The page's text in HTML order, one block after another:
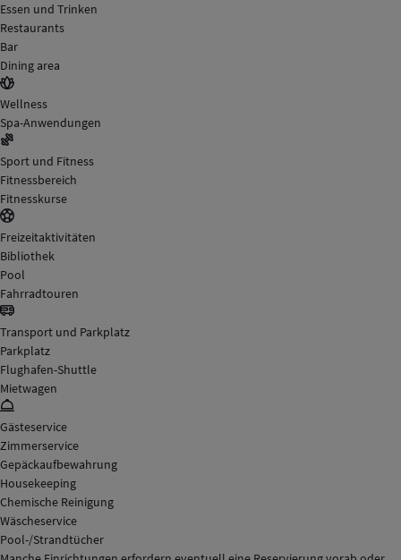
Essen und Trinken
Restaurants
Bar
Dining area
Wellness
Spa-Anwendungen
Sport und Fitness
Fitnessbereich
Fitnesskurse
Freizeitaktivitäten
Bibliothek
Pool
Fahrradtouren
Transport und Parkplatz
Parkplatz
Flughafen-Shuttle
Mietwagen
Gästeservice
Zimmerservice
Gepäckaufbewahrung
Housekeeping
Chemische Reinigung
Wäscheservice
Pool-/Strandtücher